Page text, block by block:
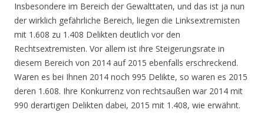
Insbesondere im Bereich der Gewalttaten, und das ist ja nun
der wirklich gefährliche Bereich, liegen die Linksextremisten
mit 1.608 zu 1.408 Delikten deutlich vor den
Rechtsextremisten. Vor allem ist ihre Steigerungsrate in
diesem Bereich von 2014 auf 2015 ebenfalls erschreckend.
Waren es bei Ihnen 2014 noch 995 Delikte, so waren es 2015
deren 1.608. Ihre Konkurrenz von rechtsaußen war 2014 mit
990 derartigen Delikten dabei, 2015 mit 1.408, wie erwähnt.